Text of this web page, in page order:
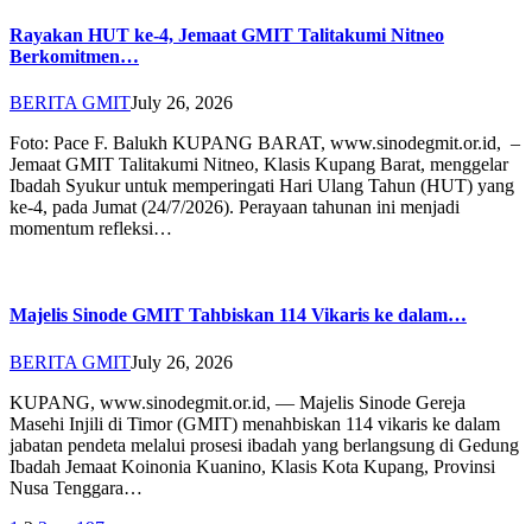
Rayakan HUT ke-4, Jemaat GMIT Talitakumi Nitneo
Berkomitmen…
BERITA GMITJuly 26, 2026
Foto: Pace F. Balukh KUPANG BARAT, www.sinodegmit.or.id, –
Jemaat GMIT Talitakumi Nitneo, Klasis Kupang Barat, menggelar
Ibadah Syukur untuk memperingati Hari Ulang Tahun (HUT) yang
ke-4, pada Jumat (24/7/2026). Perayaan tahunan ini menjadi
momentum refleksi…
Majelis Sinode GMIT Tahbiskan 114 Vikaris ke dalam…
BERITA GMITJuly 26, 2026
KUPANG, www.sinodegmit.or.id, — Majelis Sinode Gereja
Masehi Injili di Timor (GMIT) menahbiskan 114 vikaris ke dalam
jabatan pendeta melalui prosesi ibadah yang berlangsung di Gedung
Ibadah Jemaat Koinonia Kuanino, Klasis Kota Kupang, Provinsi
Nusa Tenggara…